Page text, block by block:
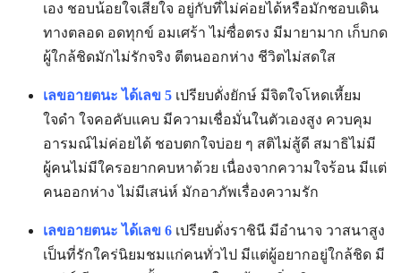
เอง ชอบน้อยใจเสียใจ อยู่กับที่ไม่ค่อยได้หรือมักชอบเดิน
ทางตลอด อดทุกข์ อมเศร้า ไม่ซื่อตรง มีมายามาก เก็บกด
ผู้ใกล้ชิดมักไม่รักจริง ตีตนออกห่าง ชีวิตไม่สดใส
เลขอายตนะ ได้เลข 5 เปรียบดั่งยักษ์ มีจิตใจโหดเหี้ยม
ใจดำ ใจคอคับแคบ มีความเชื่อมั่นในตัวเองสูง ควบคุม
อารมณ์ไม่ค่อยได้ ชอบตกใจบ่อย ๆ สติไม่สู้ดี สมาธิไม่มี
ผู้คนไม่มีใครอยากคบหาด้วย เนื่องจากความใจร้อน มีแต่
คนออกห่าง ไม่มีเสน่ห์ มักอาภัพเรื่องความรัก
เลขอายตนะ ได้เลข 6 เปรียบดั่งราชินี มีอำนาจ วาสนาสูง
เป็นที่รักใคร่นิยมชมแก่คนทั่วไป มีแต่ผู้อยากอยู่ใกล้ชิด มี